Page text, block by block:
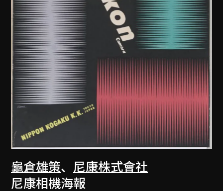
龜倉雄策、 尼康株式會社
尼康相機海報